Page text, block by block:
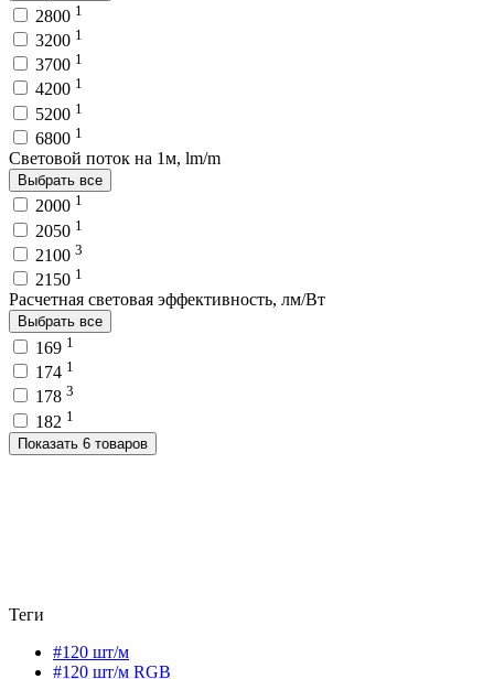
2800 1
3200 1
3700 1
4200 1
5200 1
6800 1
Световой поток на 1м, lm/m
Выбрать все
2000 1
2050 1
2100 3
2150 1
Расчетная световая эффективность, лм/Вт
Выбрать все
169 1
174 1
178 3
182 1
Показать 6 товаров
Теги
#120 шт/м
#120 шт/м RGB